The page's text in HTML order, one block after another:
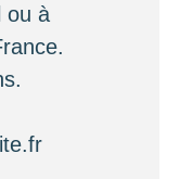
ou à